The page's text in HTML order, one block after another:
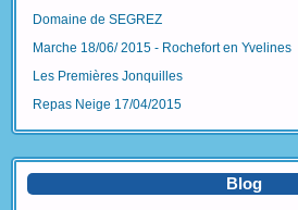
Domaine de SEGREZ
Marche 18/06/ 2015 - Rochefort en Yvelines
Les Premières Jonquilles
Repas Neige 17/04/2015
Blog